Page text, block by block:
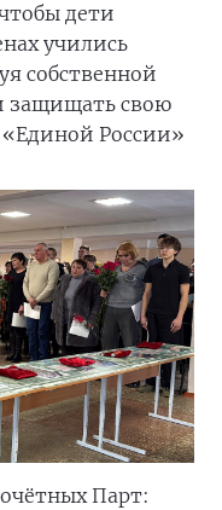
дети
учились
собственной
защищать свою
России»
Парт: